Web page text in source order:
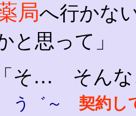
局へ行かな
と思って」
そ… そんな
う゛～ 契約し